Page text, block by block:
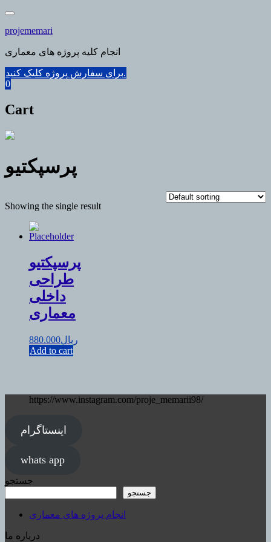
Skip
content
projememari
انجام کلیه پروژه های معماری
برای سفارش پروژه کلیک کنید.
0
Cart
پرسپکتیو
Showing the single result
پرسپکتیو
طراحی
داخلی
معماری
ریال880.000
Add to cart
https://www.instagram.com/proje_memarii98/
اینستاگرام
whats app
جستجو
جستجو
انجام پروژه های معماری
درباره ما